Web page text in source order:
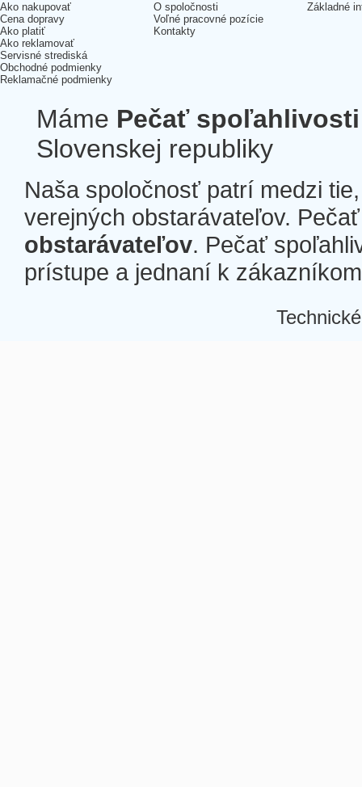
Ako nakupovať
Cena dopravy
Ako platiť
Ako reklamovať
Servisné strediská
Obchodné podmienky
Reklamačné podmienky
O spoločnosti
Voľné pracovné pozície
Kontakty
Základné
Máme Pečať spoľahlivosti
Slovenskej republiky
Naša spoločnosť patrí medzi
verejných obstarávateľov.
obstarávateľov. Pečať
prístupe a jednaní k